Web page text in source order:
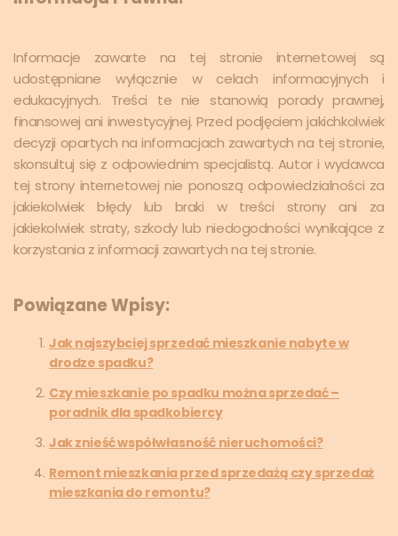
Informacje zawarte na tej stronie internetowej są
udostępniane wyłącznie w celach informacyjnych i
edukacyjnych. Treści te nie stanowią porady prawnej,
finansowej ani inwestycyjnej. Przed podjęciem jakichkolwiek
decyzji opartych na informacjach zawartych na tej stronie,
skonsultuj się z odpowiednim specjalistą. Autor i wydawca
tej strony internetowej nie ponoszą odpowiedzialności za
jakiekolwiek błędy lub braki w treści strony ani za
jakiekolwiek straty, szkody lub niedogodności wynikające z
korzystania z informacji zawartych na tej stronie.
Powiązane Wpisy:
Jak najszybciej sprzedać mieszkanie nabyte w
drodze spadku?
Czy mieszkanie po spadku można sprzedać –
poradnik dla spadkobiercy
Jak znieść współwłasność nieruchomości?
Remont mieszkania przed sprzedażą czy sprzedaż
mieszkania do remontu?